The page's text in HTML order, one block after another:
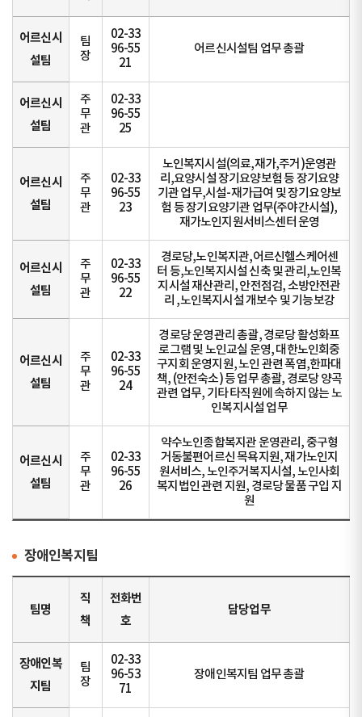
어르신시
설팀
팀
장
02-33
96-55
21
어르신시설팀 업무 총괄
어르신시
설팀
주
무
관
02-33
96-55
25
어르신시
설팀
주
무
관
02-33
96-55
23
노인복지시설(의료,재가,주거)운영관
리,요양시설 장기요양보험 등 장기요양
기관 업무,시설-재가급여 및 장기요양보
험 등 장기요양기관 업무(주야간시설),
재가노인지원서비스센터 운영
어르신시
설팀
주
무
관
02-33
96-55
22
경로당,노인복지관,어르신헬스케어센
터 등,노인복지시설 신축 및 관리,노인복
지시설 재산관리, 안전점검, 소방안전관
리 ,노인복지시설 개보수 및 기능보강
어르신시
설팀
주
무
관
02-33
96-55
24
경로당 운영관리 총괄, 경로당 활성화프
로그램 및 노인교실 운영, 대한노인회중
구지회 운영지원, 노인 관련 폭염,한파대
책, (안전숙소) 등 업무 총괄, 경로당 양곡
관련 업무, 기타 타직원에 속하지 않는 노
인복지시설 업무
어르신시
설팀
주
무
관
02-33
96-55
26
약수노인종합복지관 운영관리, 중구형
거동불편어르신 목욕지원, 재가노인지
원서비스, 노인주거복지시설, 노인사회
복지법인 관련 지원, 경로당 물품 구입 지
원
장애인복지팀
팀명
직
책
전화번
호
담당업무
장애인복
지팀
팀
장
02-33
96-53
71
장애인복지팀 업무 총괄